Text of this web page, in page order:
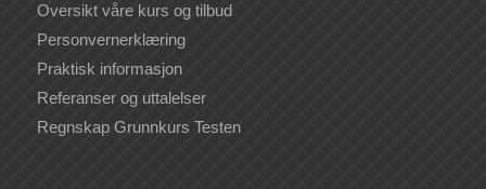
Oversikt våre kurs og tilbud
Personvernerklæring
Praktisk informasjon
Referanser og uttalelser
Regnskap Grunnkurs Testen